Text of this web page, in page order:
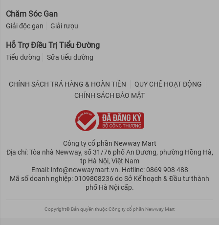
Chăm Sóc Gan
Giải độc gan Giải rượu
Hỗ Trợ Điều Trị Tiểu Đường
Tiểu đường Sữa tiểu đường
CHÍNH SÁCH TRẢ HÀNG & HOÀN TIỀN
QUY CHẾ HOẠT ĐỘNG
CHÍNH SÁCH BẢO MẬT
Công ty cổ phần Newway Mart
Địa chỉ: Tòa nhà Newway, số 31/76 phố An Dương, phường Hồng Hà,
tp Hà Nội, Việt Nam
Email: info@newwaymart.vn. Hotline: 0869 908 488
Mã số doanh nghiệp: 0109808236 do Sở Kế hoạch & Đầu tư thành
phố Hà Nội cấp.
Copyright© Bản quyền thuộc Công ty cổ phần Newway Mart